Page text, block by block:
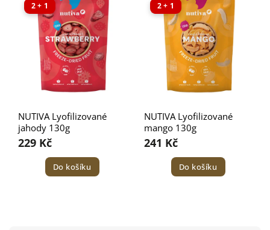
Abecedně
2 + 1
NUTIVA Lyofilizované
jahody 130g
229 Kč
Do košíku
2 + 1
NUTIVA Lyofilizované
mango 130g
241 Kč
Do košíku